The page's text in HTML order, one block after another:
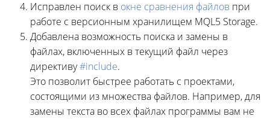
Исправлен поиск в окне сравнения файлов при
работе с версионным хранилищем MQL5 Storage.
Добавлена возможность поиска и замены в
файлах, включенных в текущий файл через
директиву#include.
Это позволит быстрее работать с проектами,
состоящими из множества файлов. Например, для
замены текста во всех файлах программы вам не